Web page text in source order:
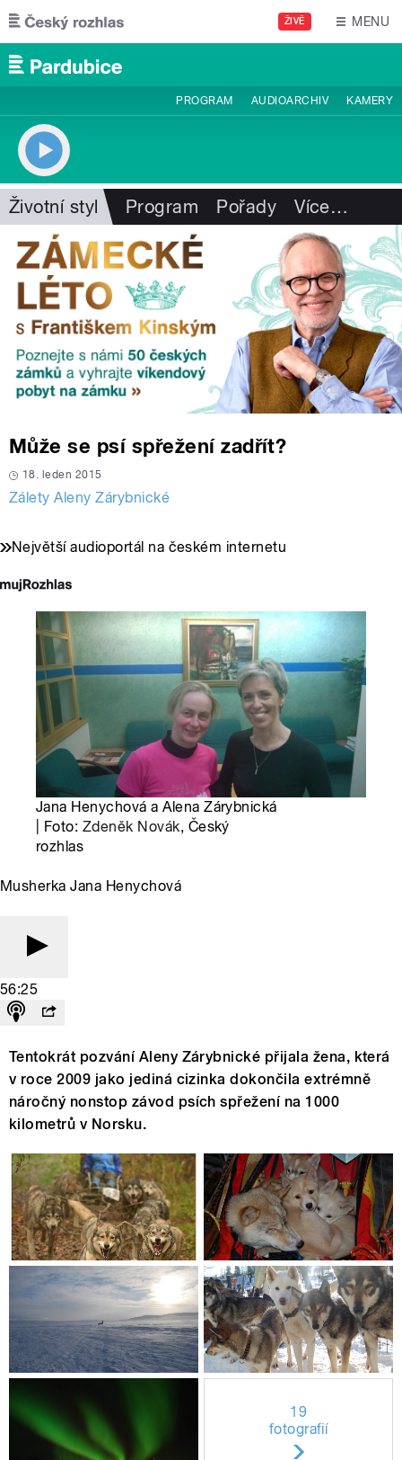
Přejít k hlavnímu obsahu
ŽIVĚ MENU
PROGRAM AUDIOARCHIV KAMERY
Životní styl Program Pořady Více…
Může se psí spřežení zadřít?
18. leden 2015
Zálety Aleny Zárybnické
Největší audioportál na českém internetu
Jana Henychová a Alena Zárybnická
| Foto: Zdeněk Novák, Český
rozhlas
Musherka Jana Henychová
56:25
Tentokrát pozvání Aleny Zárybnické přijala žena, která
v roce 2009 jako jediná cizinka dokončila extrémně
náročný nonstop závod psích spřežení na 1000
kilometrů v Norsku.
19
fotografií